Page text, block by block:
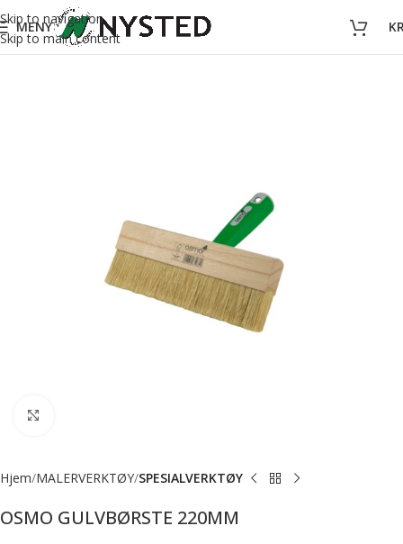
Skip to navigation
Skip to main content
MENY
Hjem MALERVERKTØY SPESIALVERKTØY
OSMO GULVBØRSTE 220MM